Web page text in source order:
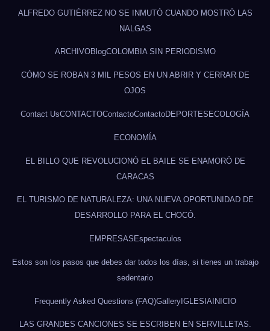
ALFREDO GUTIÉRREZ NO SE INMUTÓ CUANDO MOSTRÓ LAS
NALGAS
ARCHIVOBlogCOLOMBIA SIN PERIODISMO
CÓMO SE ROBAN 3 MIL PESOS EN UN ABRIR Y CERRAR DE
OJOS
Contact UsCONTACTOContactoContactoDEPORTES ECOLOGÍA
ECONOMÍA
EL BILLO QUE REVOLUCIONÓ EL BAILE SE ENAMORÓ DE
CARACAS
EL TURISMO DE NATURALEZA: UNA NUEVA OPORTUNIDAD DE
DESARROLLO PARA EL CHOCÓ.
EMPRESAS Espectaculos
Estos son los pasos que debes dar todos los días, si tienes un trabajo
sedentario
Frequently Asked Questions (FAQ)GalleryIGLESIAINICIO
LAS GRANDES CANCIONES SE ESCRIBEN EN SERVILLETAS.